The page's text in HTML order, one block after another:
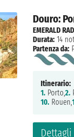
Douro:
Dettagli
EMERALD
Durata: 14
Partenza da:
Itinerario:
1. Porto,2.
10. Rouen,